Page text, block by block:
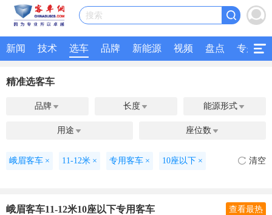
搜索
新闻 技术 选车 品牌 新能源 视频 盘点 专题
精准选客车
品牌  长度  能源形式 
用途  座位数 
峨眉客车 × 11-12米 × 专用客车 × 10座以下 × 清空
峨眉客车11-12米10座以下专用客车 查看最热